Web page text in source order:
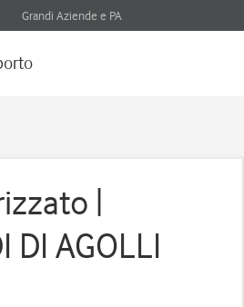
Grandi Aziende e PA
|
DI AGOLLI